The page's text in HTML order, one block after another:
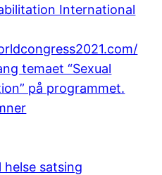
International
temaet “Sexual
på programmet.
helse satsing